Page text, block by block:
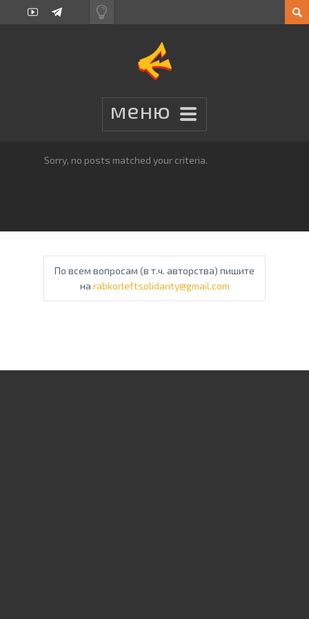
Sorry, no posts matched your criteria.
По всем вопросам (в т.ч. авторства) пишите
на rabkorleftsolidarity@gmail.com